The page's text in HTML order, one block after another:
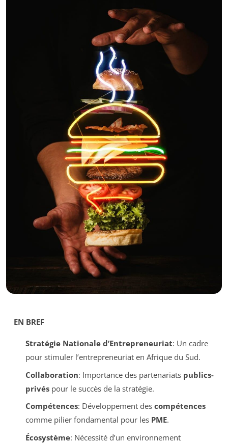
EN BREF
Stratégie Nationale d’Entrepreneuriat: Un cadre
pour stimuler l’entrepreneuriat en Afrique du Sud.
Collaboration: Importance des partenariats publics-
privéspour le succès de la stratégie.
Compétences: Développement des compétences
comme pilier fondamental pour les PME.
Écosystème: Nécessité d’un environnement